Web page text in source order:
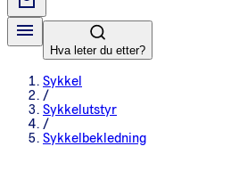
Hva leter du etter?
Sykkel
/
Sykkelutstyr
/
Sykkelbekledning